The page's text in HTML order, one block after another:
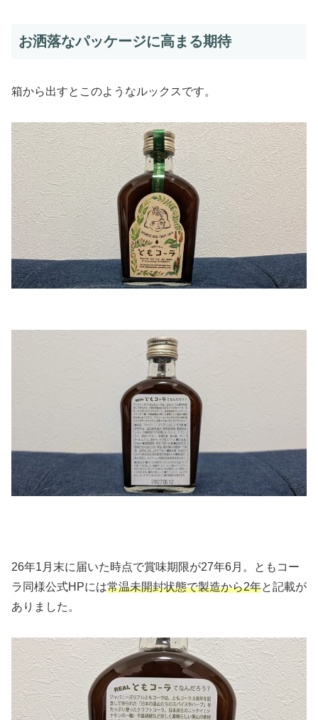
お洒落なパッケージに高まる期待
箱から出すとこのようなルックスです。
26年1月末に届いた時点で賞味期限が27年6月。ともコー
ラ同様公式HPには常温未開封状態で製造から2年と記載が
ありました。